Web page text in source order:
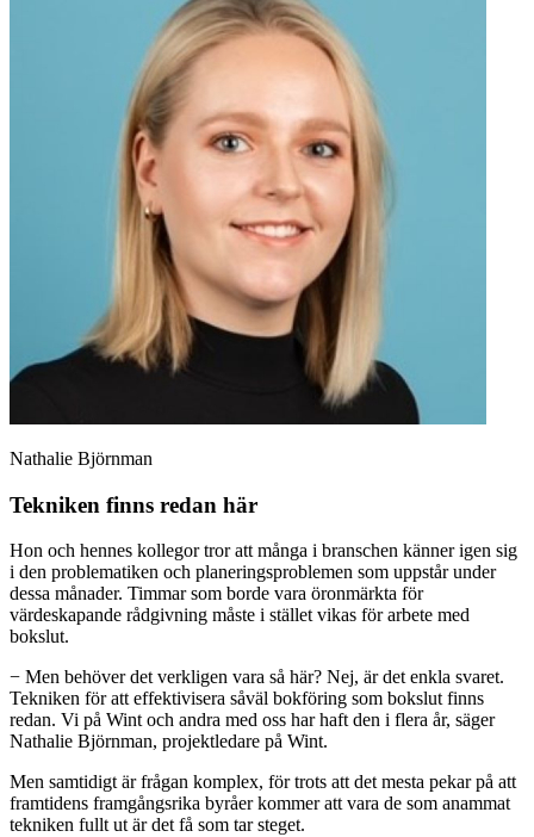
Nathalie Björnman
Tekniken finns redan här
Hon och hennes kollegor tror att många i branschen känner igen sig
i den problematiken och planeringsproblemen som uppstår under
dessa månader. Timmar som borde vara öronmärkta för
värdeskapande rådgivning måste i stället vikas för arbete med
bokslut.
− Men behöver det verkligen vara så här? Nej, är det enkla svaret.
Tekniken för att effektivisera såväl bokföring som bokslut finns
redan. Vi på Wint och andra med oss har haft den i flera år, säger
Nathalie Björnman, projektledare på Wint.
Men samtidigt är frågan komplex, för trots att det mesta pekar på att
framtidens framgångsrika byråer kommer att vara de som anammat
tekniken fullt ut är det få som tar steget.